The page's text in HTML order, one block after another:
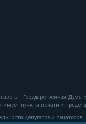
- Государственная
пункты печати и
депутатов и